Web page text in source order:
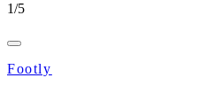
1/5
Footly